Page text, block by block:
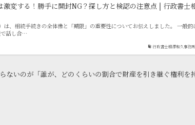
行政書士相澤和久事務
激変する！勝手に開封NG？探し方と検認の注意点 | 行政書士
は、相続手続きの全体像と「期限」の重要性についてお伝えしました。 一般的
で話し合…
いのが「誰が、どのくらいの割合で財産を引き継ぐ権利を